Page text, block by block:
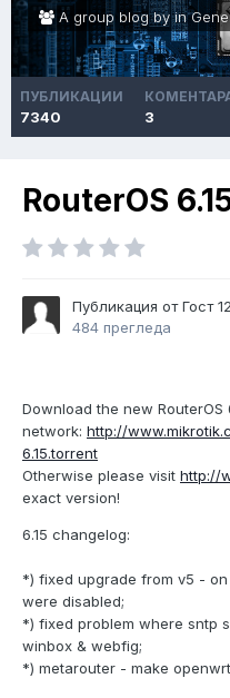
A group blog by in
ПУБЛИКАЦИИ
7340 3
RouterOS
Публикация от Гост
484 прегледа
Download the new
network: http://
6.15.torrent
Otherwise please visit http://
exact version!
6.15 changelog:
*) fixed upgrade from v5 -
were disabled;
*) fixed problem where sntp
winbox & webfig;
*) metarouter - make